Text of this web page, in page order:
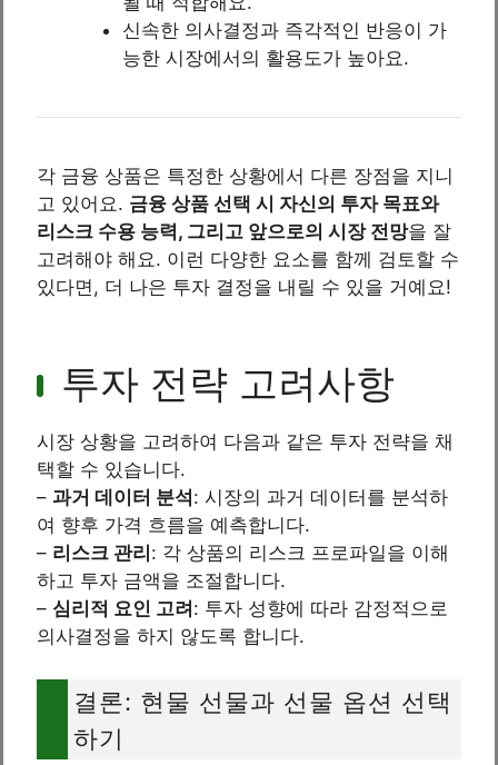
신속한 의사결정과 즉각적인 반응이 가
능한 시장에서의 활용도가 높아요.
각 금융 상품은 특정한 상황에서 다른 장점을 지니
고 있어요. 금융 상품 선택 시 자신의 투자 목표와
리스크 수용 능력, 그리고 앞으로의 시장 전망을 잘
고려해야 해요. 이런 다양한 요소를 함께 검토할 수
있다면, 더 나은 투자 결정을 내릴 수 있을 거예요!
투자 전략 고려사항
시장 상황을 고려하여 다음과 같은 투자 전략을 채
택할 수 있습니다.
– 과거 데이터 분석 : 시장의 과거 데이터를 분석하
여 향후 가격 흐름을 예측합니다.
– 리스크 관리 : 각 상품의 리스크 프로파일을 이해
하고 투자 금액을 조절합니다.
– 심리적 요인 고려 : 투자 성향에 따라 감정적으로
의사결정을 하지 않도록 합니다.
결론: 현물 선물과 선물 옵션 선택
하기